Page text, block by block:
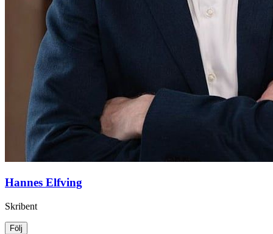
Hannes Elfving
Skribent
Följ